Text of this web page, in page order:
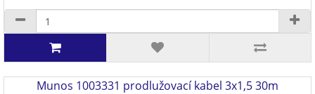
Munos 1003331 prodlužovací kabel 3x1,5 30m